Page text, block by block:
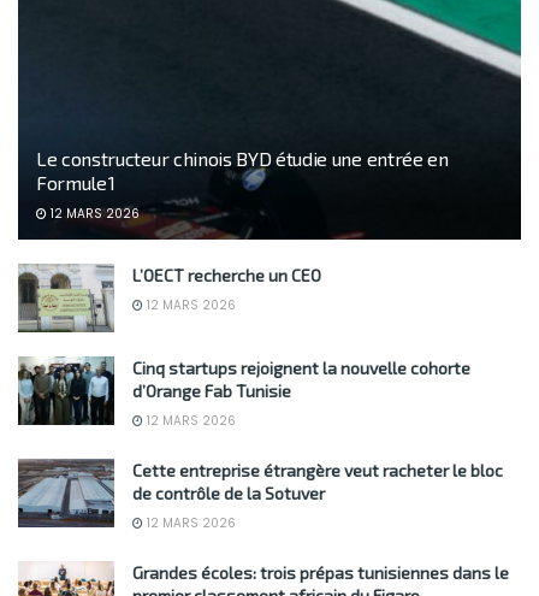
Le constructeur chinois BYD étudie une entrée en
Formule 1
12 MARS 2026
L’OECT recherche un CEO
12 MARS 2026
Cinq startups rejoignent la nouvelle cohorte
d’Orange Fab Tunisie
12 MARS 2026
Cette entreprise étrangère veut racheter le bloc
de contrôle de la Sotuver
12 MARS 2026
Grandes écoles: trois prépas tunisiennes dans le